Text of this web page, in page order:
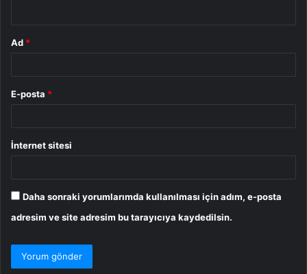
Ad *
E-posta *
İnternet sitesi
Daha sonraki yorumlarımda kullanılması için adım, e-posta
adresim ve site adresim bu tarayıcıya kaydedilsin.